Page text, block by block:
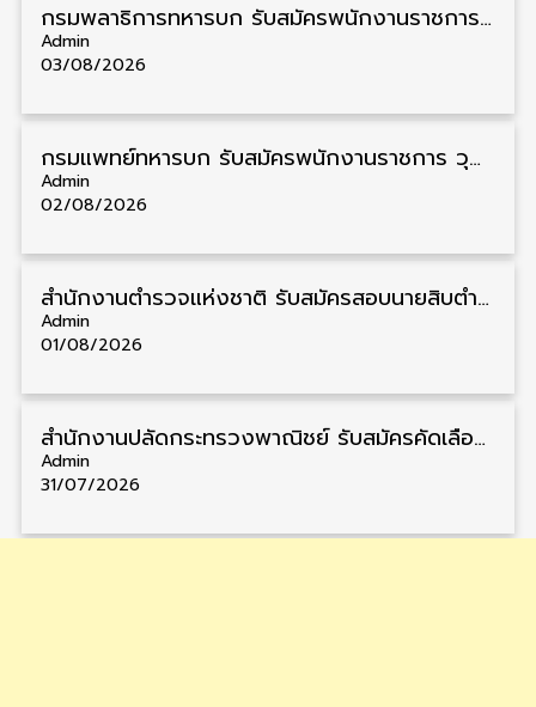
กรมพลาธิการทหารบก รับสมัครพนักงานราชการ วุฒิ ม.3/ม.6/ปวช. 66 อัตรา รับสมัคร 10 – 17 สิงหาคม
Admin
03/08/2026
กรมแพทย์ทหารบก รับสมัครพนักงานราชการ วุฒิ ม.3/ม.6/ปวช./ปวท./ปวส. 6 อัตรา รับสมัคร 3 – 7 สิงหาคม
Admin
02/08/2026
สำนักงานตำรวจแห่งชาติ รับสมัครสอบนายสิบตำรวจ วุฒิ ม.6/ปวช. 6,000 อัตรา รับสมัคร 8 – 19 สิงหาคม
Admin
01/08/2026
สำนักงานปลัดกระทรวงพาณิชย์ รับสมัครคัดเลือกพนักงานราชการ วุฒิ ปวส./ป.ตรี 11 อัตรา รับสมัคร 10 – 21 สิงหาคม
Admin
31/07/2026